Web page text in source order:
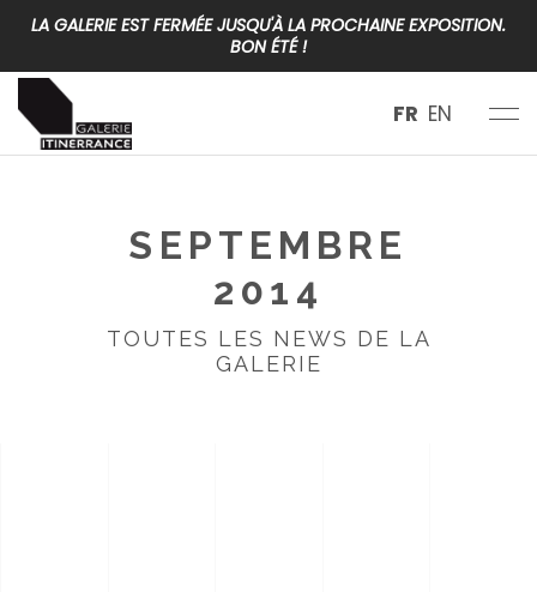
LA GALERIE EST FERMÉE JUSQU'À LA PROCHAINE EXPOSITION.
BON ÉTÉ !
FR EN
SEPTEMBRE
2014
TOUTES LES NEWS DE LA
GALERIE